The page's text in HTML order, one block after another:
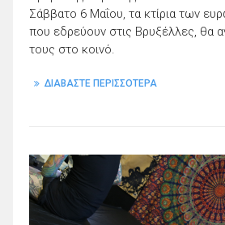
Σάββατο 6 Μαΐου, τα κτίρια των
που εδρεύουν στις Βρυξέλλες, θα
τους στο κοινό.
ΔΙΑΒΑΣΤΕ ΠΕΡΙΣΣΟΤΕΡΑ